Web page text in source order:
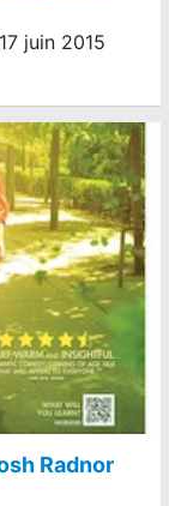
juin 2015
Radnor